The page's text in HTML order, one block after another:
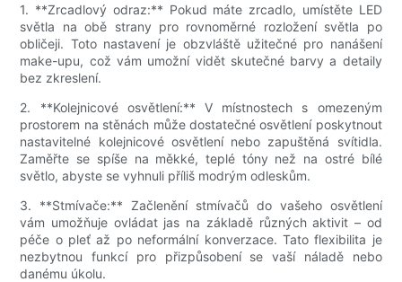
1. **Zrcadlový odraz:** Pokud máte zrcadlo, umístěte LED
světla na obě strany pro rovnoměrné rozložení světla po
obličeji. Toto nastavení je obzvláště užitečné pro nanášení
make-upu, což vám umožní vidět skutečné barvy a detaily
bez zkreslení.
2. **Kolejnicové osvětlení:** V místnostech s omezeným
prostorem na stěnách může dostatečné osvětlení poskytnout
nastavitelné kolejnicové osvětlení nebo zapuštěná svítidla.
Zaměřte se spíše na měkké, teplé tóny než na ostré bílé
světlo, abyste se vyhnuli příliš modrým odleskům.
3. **Stmívače:** Začlenění stmívačů do vašeho osvětlení
vám umožňuje ovládat jas na základě různých aktivit – od
péče o pleť až po neformální konverzace. Tato flexibilita je
nezbytnou funkcí pro přizpůsobení se vaší náladě nebo
danému úkolu.